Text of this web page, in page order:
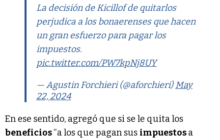
La decisión de Kicillof de quitarlos
perjudica a los bonaerenses que hacen
un gran esfuerzo para pagar los
impuestos.
pic.twitter.com/PW7kpNj8UY
— Agustin Forchieri (@aforchieri)May
22, 2024
En ese sentido, agregó que si se le quita los
beneficios“a los que pagan sus impuestosa